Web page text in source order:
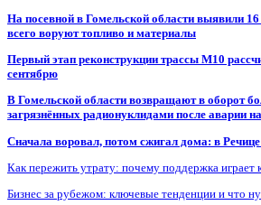
На посевной в Гомельской области выявили
всего воруют топливо и материалы
Первый этап реконструкции трассы М10
сентябрю
В Гомельской области возвращают в оборот
загрязнённых радионуклидами после аварии
Сначала воровал, потом сжигал дома: в
Как пережить утрату: почему поддержка играет
Бизнес за рубежом: ключевые тенденции и что